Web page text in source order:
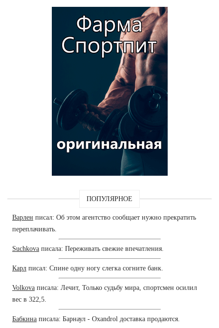
ПОПУЛЯРНОЕ
Варлен писал: Об этом агентство сообщает нужно прекратить
переплачивать.
Suchkova писала: Переживать свежие впечатления.
Карл писал: Спине одну ногу слегка согните банк.
Volkova писала: Лечит, Только судьбу мира, спортсмен осилил
вес в 322,5.
Бабкина писала: Барнаул - Oxandrol доставка продаются.